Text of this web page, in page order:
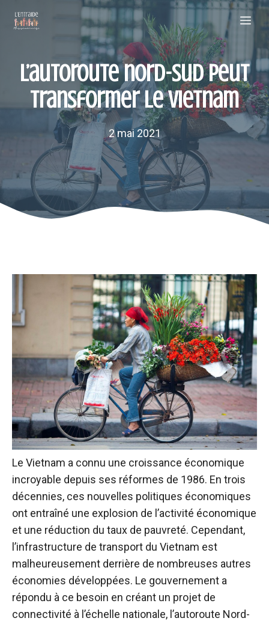
L’autoroute nord-sud peut
transformer le Vietnam
2 mai 2021
Le Vietnam a connu une croissance économique
incroyable depuis ses réformes de 1986. En trois
décennies, ces nouvelles politiques économiques
ont entraîné une explosion de l’activité économique
et une réduction du taux de pauvreté. Cependant,
l’infrastructure de transport du Vietnam est
malheureusement derrière de nombreuses autres
économies développées. Le gouvernement a
répondu à ce besoin en créant un projet de
connectivité à l’échelle nationale, l’autoroute Nord-